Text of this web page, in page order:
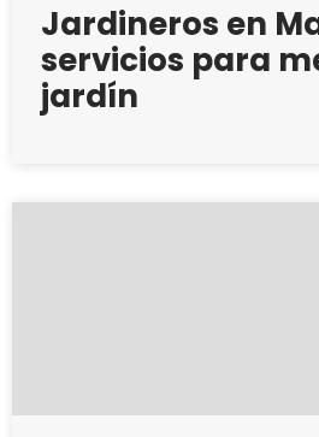
Jardineros en
servicios para
jardín